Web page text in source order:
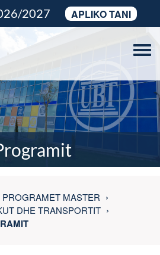
2027 APLIKO TANI
PROGRAMET MASTER
DHE TRANSPORTIT